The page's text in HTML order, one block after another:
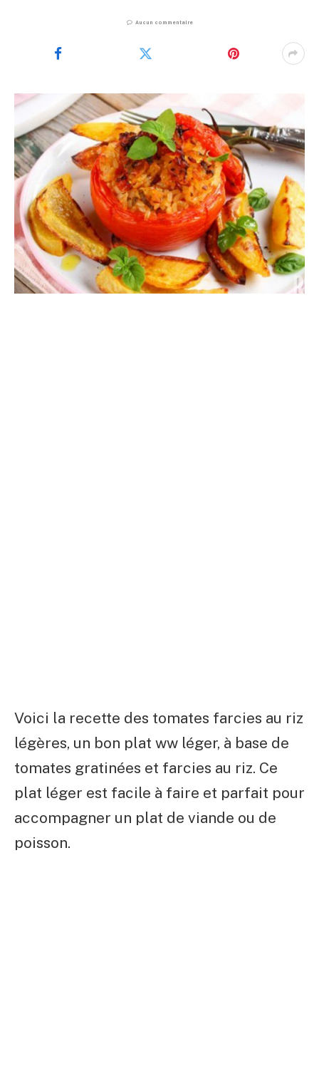
Aucun commentaire
Voici la recette des tomates farcies au riz
légères, un bon plat ww léger, à base de
tomates gratinées et farcies au riz. Ce
plat léger est facile à faire et parfait pour
accompagner un plat de viande ou de
poisson.